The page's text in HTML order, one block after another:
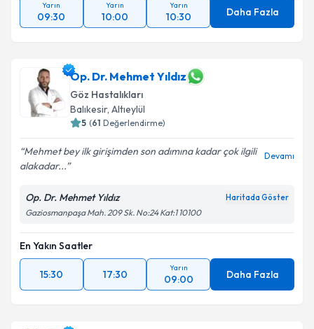
Yarın
09:30
Yarın
10:00
Yarın
10:30 Daha Fazla
Op. Dr. Mehmet Yıldız
Göz Hastalıkları
Balıkesir, Altıeylül
5 (61 Değerlendirme)
Mehmet bey ilk girişimden son adımına kadar çok ilgili
alakadar...
Devamı
Op. Dr. Mehmet Yıldız Haritada Göster
Gaziosmanpaşa Mah. 209 Sk. No:24 Kat:1 10100
En Yakın Saatler
15:30 17:30
Yarın
09:00 Daha Fazla